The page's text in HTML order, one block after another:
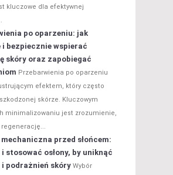
kluczowe dla efektywnej
po oparzeniu: jak
i bezpiecznie wspierać
skóry oraz zapobiegać
Przebarwienia po oparzeniu
efektem, który często
skórze. Kluczowym
minimalizowaniu jest zrozumienie,
przed słońcem:
stosować osłony, by uniknąć
i podrażnień skóry Wybór